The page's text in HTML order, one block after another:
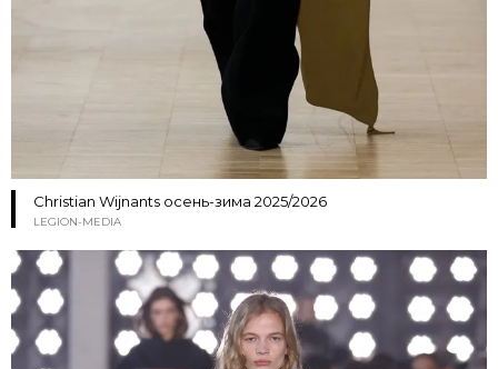
Christian Wijnants осень-зима 2025/2026
LEGION-MEDIA